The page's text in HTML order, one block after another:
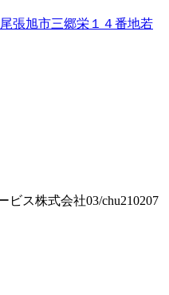
張旭市三郷栄１４番地若
ビス株式会社03/chu210207